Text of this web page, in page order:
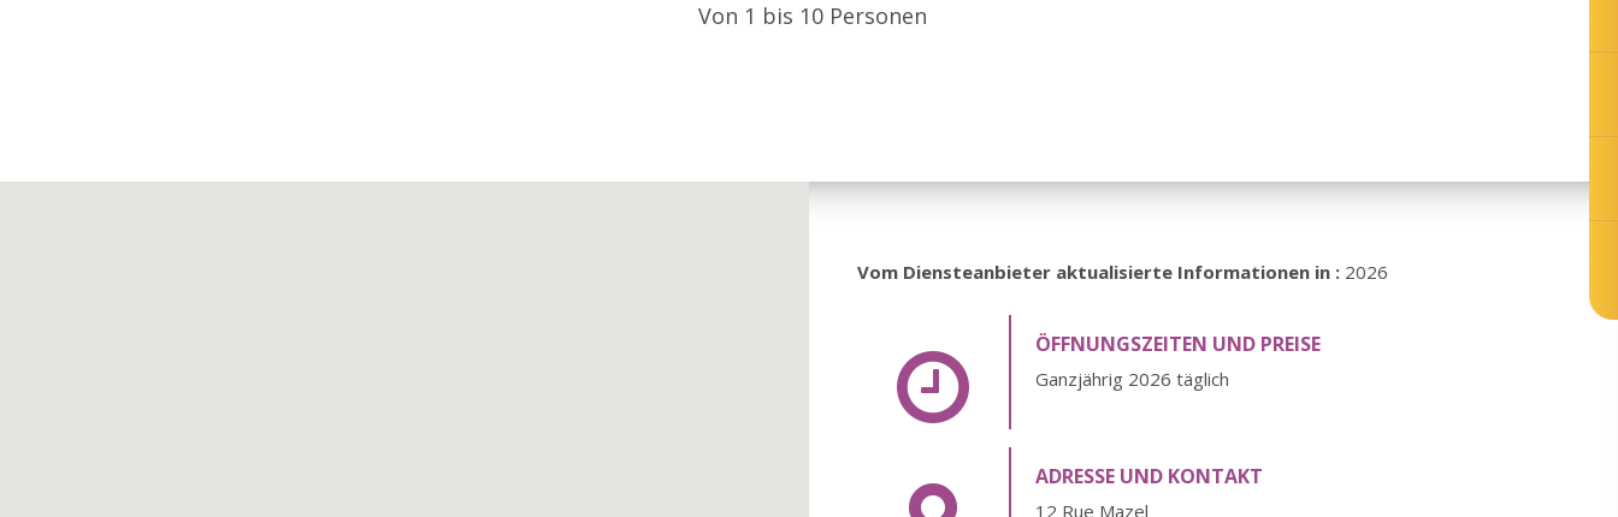
Von 1 bis 10 Personen
Vom Diensteanbieter aktualisierte Informationen in : 2026
ÖFFNUNGSZEITEN UND PREISE
Ganzjährig 2026 täglich
ADRESSE UND KONTAKT
12 Rue Mazel